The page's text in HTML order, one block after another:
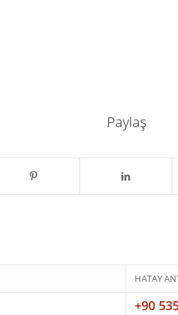
Paylaş
HATAY
+90